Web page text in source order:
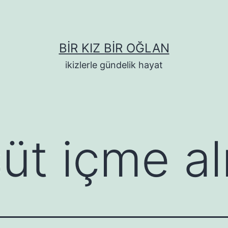
BIR KIZ BIR OĞLAN
ikizlerle gündelik hayat
içme